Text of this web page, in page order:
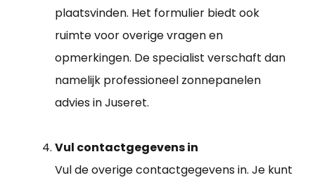
plaatsvinden. Het formulier biedt ook
ruimte voor overige vragen en
opmerkingen. De specialist verschaft dan
namelijk professioneel zonnepanelen
advies in Juseret.
Vul contactgegevens in
Vul de overige contactgegevens in. Je kunt